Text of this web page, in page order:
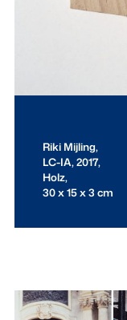
Riki Mijling,
LC-IA, 2017,
Holz,
30 x 15 x 3 cm